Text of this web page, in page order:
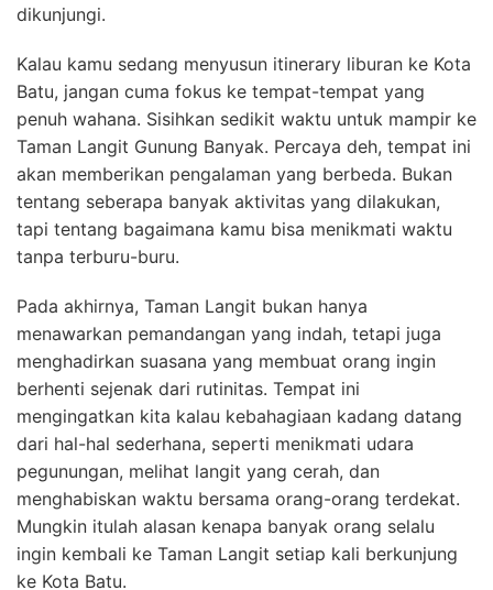
dikunjungi.
Kalau kamu sedang menyusun itinerary liburan ke Kota
Batu, jangan cuma fokus ke tempat-tempat yang
penuh wahana. Sisihkan sedikit waktu untuk mampir ke
Taman Langit Gunung Banyak. Percaya deh, tempat ini
akan memberikan pengalaman yang berbeda. Bukan
tentang seberapa banyak aktivitas yang dilakukan,
tapi tentang bagaimana kamu bisa menikmati waktu
tanpa terburu-buru.
Pada akhirnya, Taman Langit bukan hanya
menawarkan pemandangan yang indah, tetapi juga
menghadirkan suasana yang membuat orang ingin
berhenti sejenak dari rutinitas. Tempat ini
mengingatkan kita kalau kebahagiaan kadang datang
dari hal-hal sederhana, seperti menikmati udara
pegunungan, melihat langit yang cerah, dan
menghabiskan waktu bersama orang-orang terdekat.
Mungkin itulah alasan kenapa banyak orang selalu
ingin kembali ke Taman Langit setiap kali berkunjung
ke Kota Batu.